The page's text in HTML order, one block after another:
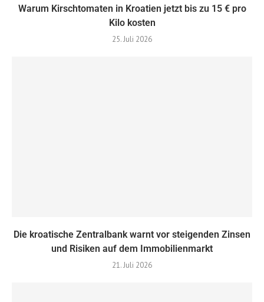
Warum Kirschtomaten in Kroatien jetzt bis zu 15 € pro
Kilo kosten
25. Juli 2026
Die kroatische Zentralbank warnt vor steigenden Zinsen
und Risiken auf dem Immobilienmarkt
21. Juli 2026